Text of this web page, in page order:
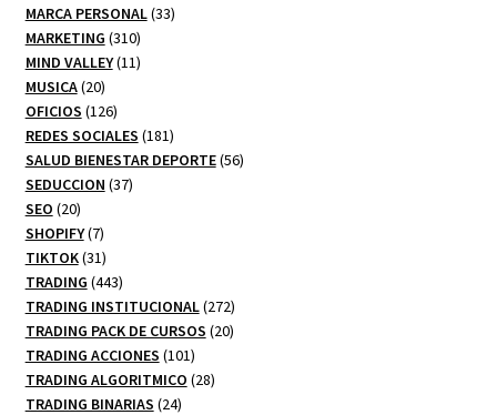
productos
MARCA PERSONAL 3333
MARKETING 310310
productos
MIND VALLEY 1111
MUSICA 2020
productos
OFICIOS 126126
productos
REDES SOCIALES 181181
productos
SALUD BIENESTAR DEPORTE 5656
SEDUCCION 3737
SEO 2020
productos
SHOPIFY 77
productos
TIKTOK 3131
productos
TRADING 443443
productos
TRADING INSTITUCIONAL 272272
productos
TRADING PACK DE CURSOS 2020
TRADING ACCIONES 101101
productos
TRADING ALGORITMICO 2828
TRADING BINARIAS 2424